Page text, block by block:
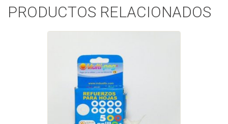
PRODUCTOS RELACIONADOS